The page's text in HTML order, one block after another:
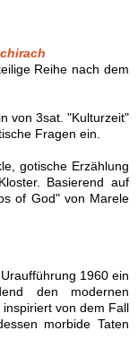
Reihe nach dem
von 3sat. "Kulturzeit"
Fragen ein.
gotische Erzählung
Basierend auf
of God" von Marele
1960 ein
den modernen
von dem Fall
morbide Taten